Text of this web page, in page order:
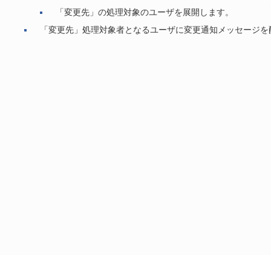
「変更先」の処理対象のユーザを展開します。
「変更先」処理対象者となるユーザに変更通知メッセージ